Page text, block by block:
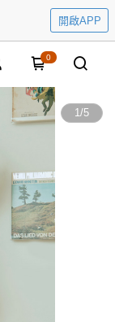
開啟APP
0
1/5